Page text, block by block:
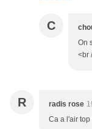
C
On
<br
R radis rose
Ca a l'air top